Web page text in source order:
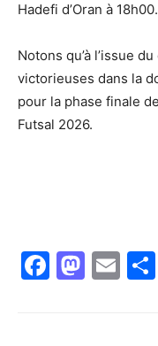
Hadefi d’Oran à 18h00.
Notons qu’à l’issue
victorieuses dans la
pour la phase finale
Futsal 2026.